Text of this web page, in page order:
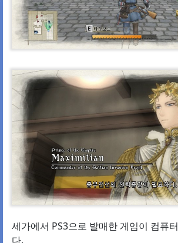
세가에서 PS3으로 발매한 게임이 컴퓨
다.